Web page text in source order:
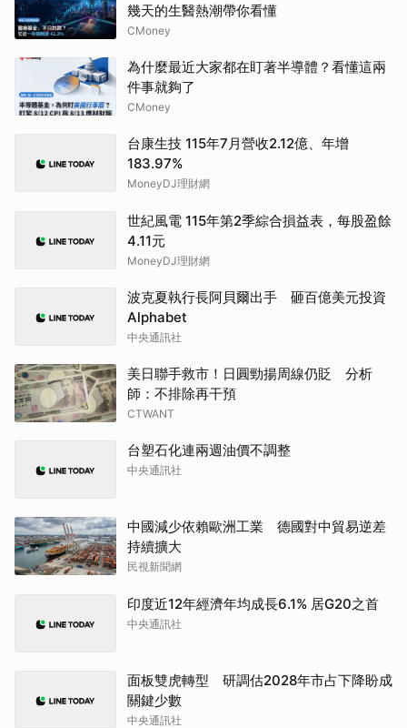
幾天的生醫熱潮帶你看懂
CMoney
為什麼最近大家都在盯著半導體？看懂這兩
件事就夠了
CMoney
台康生技 115年7月營收2.12億、年增
183.97%
MoneyDJ理財網
世紀風電 115年第2季綜合損益表，每股盈餘
4.11元
MoneyDJ理財網
波克夏執行長阿貝爾出手 砸百億美元投資
Alphabet
中央通訊社
美日聯手救市！日圓勁揚周線仍貶 分析
師：不排除再干預
CTWANT
台塑石化連兩週油價不調整
中央通訊社
中國減少依賴歐洲工業 德國對中貿易逆差
持續擴大
民視新聞網
印度近12年經濟年均成長6.1% 居G20之首
中央通訊社
面板雙虎轉型 研調估2028年市占下降盼成
關鍵少數
中央通訊社